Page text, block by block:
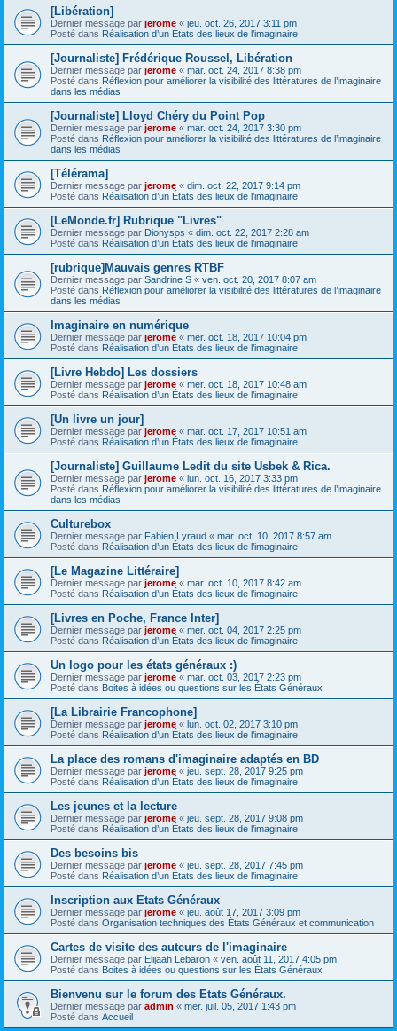
[Libération]
Dernier message par jerome « jeu. oct. 26, 2017 3:11 pm
Posté dans Réalisation d’un États des lieux de l’imaginaire
[Journaliste] Frédérique Roussel, Libération
Dernier message par jerome « mar. oct. 24, 2017 8:38 pm
Posté dans Réflexion pour améliorer la visibilité des littératures de l’imaginaire
dans les médias
[Journaliste] Lloyd Chéry du Point Pop
Dernier message par jerome « mar. oct. 24, 2017 3:30 pm
Posté dans Réflexion pour améliorer la visibilité des littératures de l’imaginaire
dans les médias
[Télérama]
Dernier message par jerome « dim. oct. 22, 2017 9:14 pm
Posté dans Réalisation d’un États des lieux de l’imaginaire
[LeMonde.fr] Rubrique "Livres"
Dernier message par Dionysos « dim. oct. 22, 2017 2:28 am
Posté dans Réalisation d’un États des lieux de l’imaginaire
[rubrique]Mauvais genres RTBF
Dernier message par Sandrine S « ven. oct. 20, 2017 8:07 am
Posté dans Réflexion pour améliorer la visibilité des littératures de l’imaginaire
dans les médias
Imaginaire en numérique
Dernier message par jerome « mer. oct. 18, 2017 10:04 pm
Posté dans Réalisation d’un États des lieux de l’imaginaire
[Livre Hebdo] Les dossiers
Dernier message par jerome « mer. oct. 18, 2017 10:48 am
Posté dans Réalisation d’un États des lieux de l’imaginaire
[Un livre un jour]
Dernier message par jerome « mar. oct. 17, 2017 10:51 am
Posté dans Réalisation d’un États des lieux de l’imaginaire
[Journaliste] Guillaume Ledit du site Usbek & Rica.
Dernier message par jerome « lun. oct. 16, 2017 3:33 pm
Posté dans Réflexion pour améliorer la visibilité des littératures de l’imaginaire
dans les médias
Culturebox
Dernier message par Fabien Lyraud « mar. oct. 10, 2017 8:57 am
Posté dans Réalisation d’un États des lieux de l’imaginaire
[Le Magazine Littéraire]
Dernier message par jerome « mar. oct. 10, 2017 8:42 am
Posté dans Réalisation d’un États des lieux de l’imaginaire
[Livres en Poche, France Inter]
Dernier message par jerome « mer. oct. 04, 2017 2:25 pm
Posté dans Réalisation d’un États des lieux de l’imaginaire
Un logo pour les états généraux :)
Dernier message par jerome « mar. oct. 03, 2017 2:23 pm
Posté dans Boites à idées ou questions sur les États Généraux
[La Librairie Francophone]
Dernier message par jerome « lun. oct. 02, 2017 3:10 pm
Posté dans Réalisation d’un États des lieux de l’imaginaire
La place des romans d'imaginaire adaptés en BD
Dernier message par jerome « jeu. sept. 28, 2017 9:25 pm
Posté dans Réalisation d’un États des lieux de l’imaginaire
Les jeunes et la lecture
Dernier message par jerome « jeu. sept. 28, 2017 9:08 pm
Posté dans Réalisation d’un États des lieux de l’imaginaire
Des besoins bis
Dernier message par jerome « jeu. sept. 28, 2017 7:45 pm
Posté dans Réalisation d’un États des lieux de l’imaginaire
Inscription aux Etats Généraux
Dernier message par jerome « jeu. août 17, 2017 3:09 pm
Posté dans Organisation techniques des États Généraux et communication
Cartes de visite des auteurs de l'imaginaire
Dernier message par Elijaah Lebaron « ven. août 11, 2017 4:05 pm
Posté dans Boites à idées ou questions sur les États Généraux
Bienvenu sur le forum des Etats Généraux.
Dernier message par admin « mer. juil. 05, 2017 1:43 pm
Posté dans Accueil